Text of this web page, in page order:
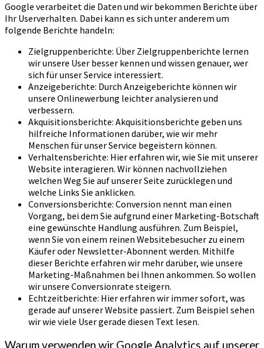
Google verarbeitet die Daten und wir bekommen Berichte über
Ihr Userverhalten. Dabei kann es sich unter anderem um
folgende Berichte handeln:
Zielgruppenberichte: Über Zielgruppenberichte lernen
wir unsere User besser kennen und wissen genauer, wer
sich für unser Service interessiert.
Anzeigeberichte: Durch Anzeigeberichte können wir
unsere Onlinewerbung leichter analysieren und
verbessern.
Akquisitionsberichte: Akquisitionsberichte geben uns
hilfreiche Informationen darüber, wie wir mehr
Menschen für unser Service begeistern können.
Verhaltensberichte: Hier erfahren wir, wie Sie mit unserer
Website interagieren. Wir können nachvollziehen
welchen Weg Sie auf unserer Seite zurücklegen und
welche Links Sie anklicken.
Conversionsberichte: Conversion nennt man einen
Vorgang, bei dem Sie aufgrund einer Marketing-Botschaft
eine gewünschte Handlung ausführen. Zum Beispiel,
wenn Sie von einem reinen Websitebesucher zu einem
Käufer oder Newsletter-Abonnent werden. Mithilfe
dieser Berichte erfahren wir mehr darüber, wie unsere
Marketing-Maßnahmen bei Ihnen ankommen. So wollen
wir unsere Conversionrate steigern.
Echtzeitberichte: Hier erfahren wir immer sofort, was
gerade auf unserer Website passiert. Zum Beispiel sehen
wir wie viele User gerade diesen Text lesen.
Warum verwenden wir Google Analytics auf unserer